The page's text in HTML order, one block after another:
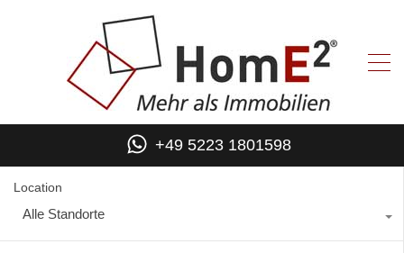
+49 5223 1801598
Location
Alle Standorte